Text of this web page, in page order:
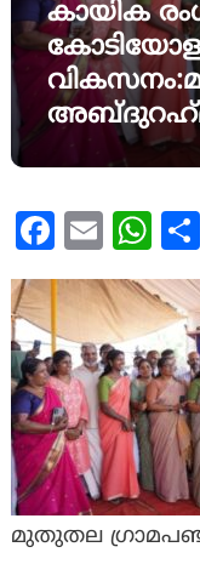
കായിക
Facebook
Email
മുതുതല